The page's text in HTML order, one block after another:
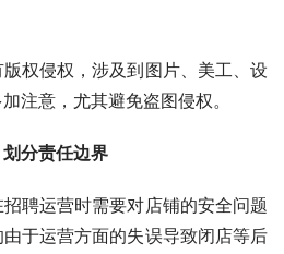
权侵权，涉及到图片、美工、设
注意，尤其避免盗图侵权。
分责任边界
聘运营时需要对店铺的安全问题
于运营方面的失误导致闭店等后